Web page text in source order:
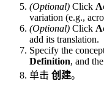
(Optional) Click
variation (e.g.,
(Optional) Click
add its translation.
Specify the
Definition, and the
单击 创建。